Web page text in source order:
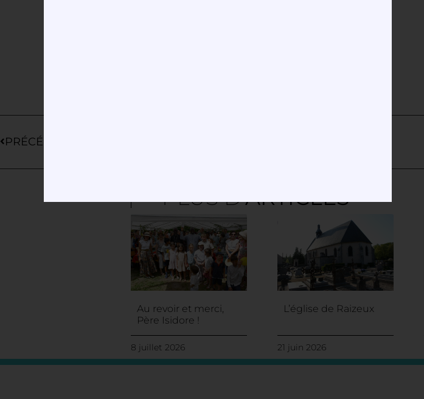
PRÉCÉDENT
PLUS D'ARTICLES
Au revoir et merci,
Père Isidore !
8 juillet 2026
L’église de Raizeux
21 juin 2026